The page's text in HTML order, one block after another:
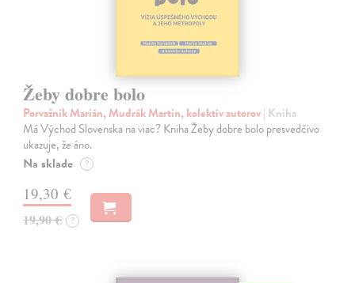
Žeby dobre bolo
Porvažník Marián, Mudrák Martin, kolektív autorov| Kniha
Má Východ Slovenska na viac? Kniha Žeby dobre bolo presvedčivo
ukazuje, že áno.
Na sklade ?
19,30 €
19,90 € ?